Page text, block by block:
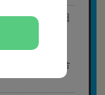
日制・週休2日
フト制
通り支給
者にお問い合